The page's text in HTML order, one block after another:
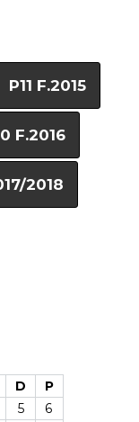
P11 F.2015
F.2016
2018
D
P
5
6